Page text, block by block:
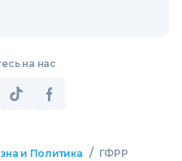
на нас
и Политика / ГФРР